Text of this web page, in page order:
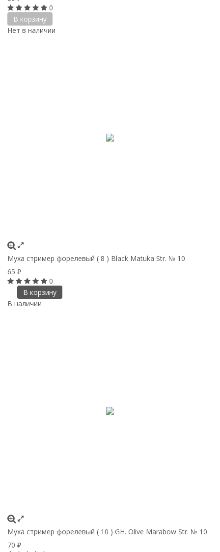
0
В корзину
Нет в наличии
Муха стример форелевый ( 8 ) Black Matuka Str. № 10
65 ₽
0
В корзину
В наличии
Муха стример форелевый ( 10 ) GH. Olive Marabow Str. № 10
70 ₽